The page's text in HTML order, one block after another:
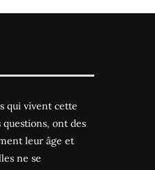
qui vivent cette
ont des
leur âge et
ne se